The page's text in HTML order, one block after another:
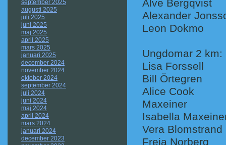
september 2025
augusti 2025
juli 2025
juni 2025
maj 2025
april 2025
mars 2025
januari 2025
december 2024
november 2024
oktober 2024
september 2024
juli 2024
juni 2024
maj 2024
april 2024
mars 2024
januari 2024
december 2023
Alve
Alexander
Leon
Ungdomar 2 km:
Lisa
Bill
Alice
Maxeiner
Isabella
Vera
Freja